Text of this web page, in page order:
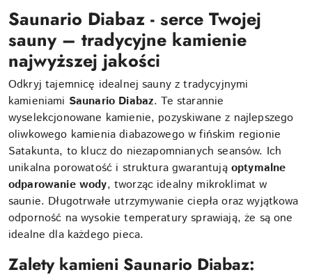
Saunario Diabaz - serce Twojej
sauny – tradycyjne kamienie
najwyższej jakości
Odkryj tajemnicę idealnej sauny z tradycyjnymi
kamieniami Saunario Diabaz. Te starannie
wyselekcjonowane kamienie, pozyskiwane z najlepszego
oliwkowego kamienia diabazowego w fińskim regionie
Satakunta, to klucz do niezapomnianych seansów. Ich
unikalna porowatość i struktura gwarantują optymalne
odparowanie wody, tworząc idealny mikroklimat w
saunie. Długotrwałe utrzymywanie ciepła oraz wyjątkowa
odporność na wysokie temperatury sprawiają, że są one
idealne dla każdego pieca.
Zalety kamieni Saunario Diabaz: